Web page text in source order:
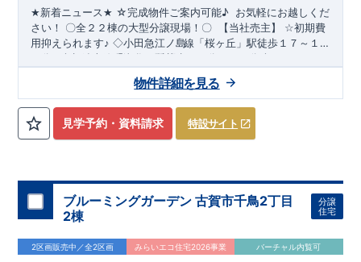
★新着ニュース ★ ☆完成物件ご案内可能♪ ​​ ​お気軽にお越しくだ
さい！ 〇全２２棟の大型分譲現場 ！ 〇 【当社売主】 ☆初期費
用抑えられます♪ ◇小田急江ノ島線 「桜ヶ丘」駅徒歩１７～１
８分♪
◇相鉄本線「瀬谷」駅徒歩２５分～２６分
◇カースペー
慢の魅力溢れる間取り&設備!暮らしやすく長く愛される安心住
スタイリッシュな 【勾配天井・吹き抜け】 ・ LDKにちょっと
したおしゃれ感を
【折上天井】
に嬉しい【食器洗い乾燥機】・忙しい朝でも広々使えます！
【オープンサニタリー】 ≪ ブルーミングガーデンのこだ
り
←各タイトルをクリック 住宅性能評価ダブ ル 取
・
『設計』住宅性能評価
が評価しております。 ・『建設』住宅性能評価‥‥評価を受けた
図面通りに施工されているか、建設までに計4回チェックが行わ
スマートフォンで見やすい特設サイトはこちら
見学予約・資料請求 特設サイト
物件詳細を見る
ブルーミングガーデン 古賀市千鳥2丁目
2棟
分譲
住宅
2区画販売中／全2区画 みらいエコ住宅2026事業 バーチャル内覧可